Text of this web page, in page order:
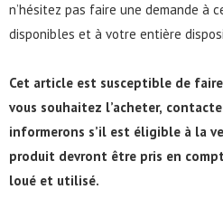
n’hésitez pas faire une demande à
disponibles et à votre entière
Cet article est susceptible de
vous souhaitez l’acheter,
informerons s’il est éligible à la
produit devront être pris en
loué et utilisé.